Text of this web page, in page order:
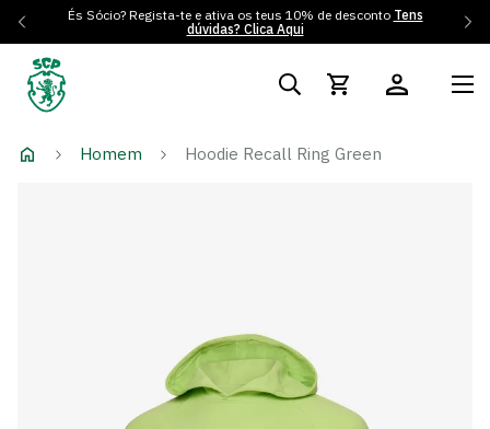
És Sócio? Regista-te e ativa os teus 10% de desconto Tens
dúvidas? Clica Aqui
Homem Hoodie Recall Ring Green